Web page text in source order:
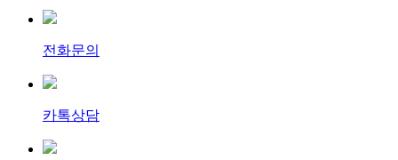
전화문의
카톡상담